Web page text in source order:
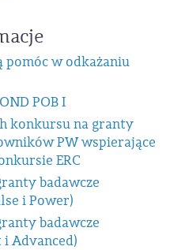
pomóc w odkażaniu
POB I
konkursu na granty
PW wspierające
ERC
badawcze
i Power)
badawcze
i Advanced)